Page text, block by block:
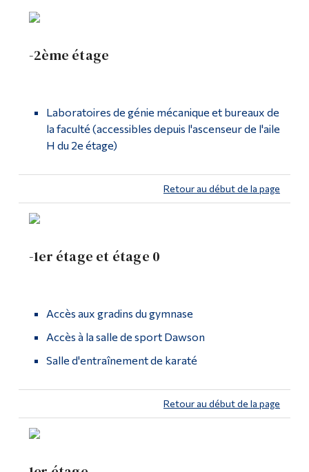
Visite au Collège Dawson
Plan du campus principal
Portes ouvertes
Guide d'admission
Développement durable
Gouvernance
Plan stratégique 2024-2029
À propos de Dawson Sites
connexes
-2ème étage
Laboratoires de génie mécanique et bureaux de
la faculté (accessibles depuis l'ascenseur de l'aile
H du 2e étage)
Retour au début de la page
-1er étage et étage 0
Accès aux gradins du gymnase
Accès à la salle de sport Dawson
Salle d'entraînement de karaté
Retour au début de la page
Programmes
Formation continue
La vie à Dawson
Diplômé·es et visiteur·euses